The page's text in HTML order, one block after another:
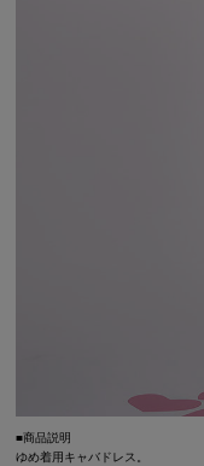
■商品説明
ゆめ着用キャバドレス。